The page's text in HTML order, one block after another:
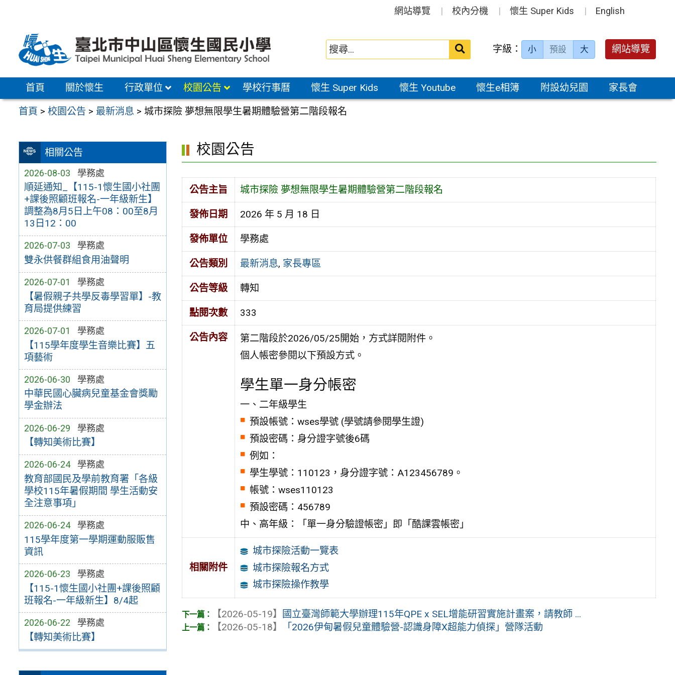
區
網站導覽 校內分機 懷生 Super Kids English
送出 字級： 小 預設 大 網站導覽
首頁 關於懷生 行政單位 校園公告 學校行事曆 懷生 Super Kids 懷生 Youtube 懷生e相簿 附設幼兒園 家長會
首頁 >校園公告 > 最新消息 > 城市探險 夢想無限學生暑期體驗營第二階段報名
相關公告
2026-08-03 學務處
順延通知_【115-1懷生國小社團
+課後照顧班報名-一年級新生】
調整為8月5日上午08：00至8月
13日12：00
2026-07-03 學務處
雙永供餐群組食用油聲明
2026-07-01 學務處
【暑假親子共學反毒學習單】-教
育局提供練習
2026-07-01 學務處
【115學年度學生音樂比賽】五
項藝術
2026-06-30 學務處
中華民國心臟病兒童基金會獎勵
學金辦法
2026-06-29 學務處
【轉知美術比賽】
2026-06-24 學務處
教育部國民及學前教育署「各級
學校115年暑假期間 學生活動安
全注意事項」
2026-06-24 學務處
115學年度第一學期運動服販售
資訊
2026-06-23 學務處
【115-1懷生國小社團+課後照顧
班報名-一年級新生】8/4起
2026-06-22 學務處
【轉知美術比賽】
校園公告
公告主旨 城市探險 夢想無限學生暑期體驗營第二階段報名
發佈日期 2026 年 5 月 18 日
發佈單位 學務處
公告類別 最新消息, 家長專區
公告等級 轉知
點閱次數 333
公告內容
第二階段於2026/05/25開始，方式詳閱附件。
個人帳密參閱以下預設方式。
學生單一身分帳密
一、二年級學生
預設帳號：wses學號 (學號請參閱學生證)
預設密碼：身分證字號後6碼
例如：
學生學號：110123，身分證字號：A123456789。
帳號：wses110123
預設密碼：456789
中、高年級：「單一身分驗證帳密」即「酷課雲帳密」
相關附件
城市探險活動一覽表
城市探險報名方式
城市探險操作教學
【2026-05-19】
國立臺灣師範大學辦理115年QPE x SEL增能研習實施計畫案，請教師 ...
【2026-05-18】
「2026伊甸暑假兒童體驗營-認識身障X超能力偵探」營隊活動